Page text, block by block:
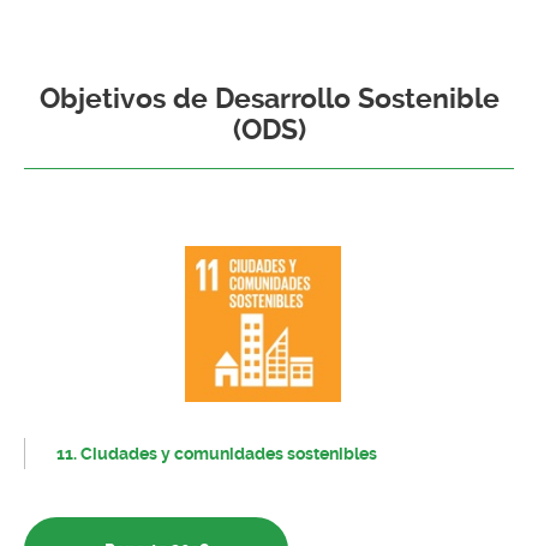
Objetivos de Desarrollo Sostenible
(ODS)
11. Ciudades y comunidades sostenibles